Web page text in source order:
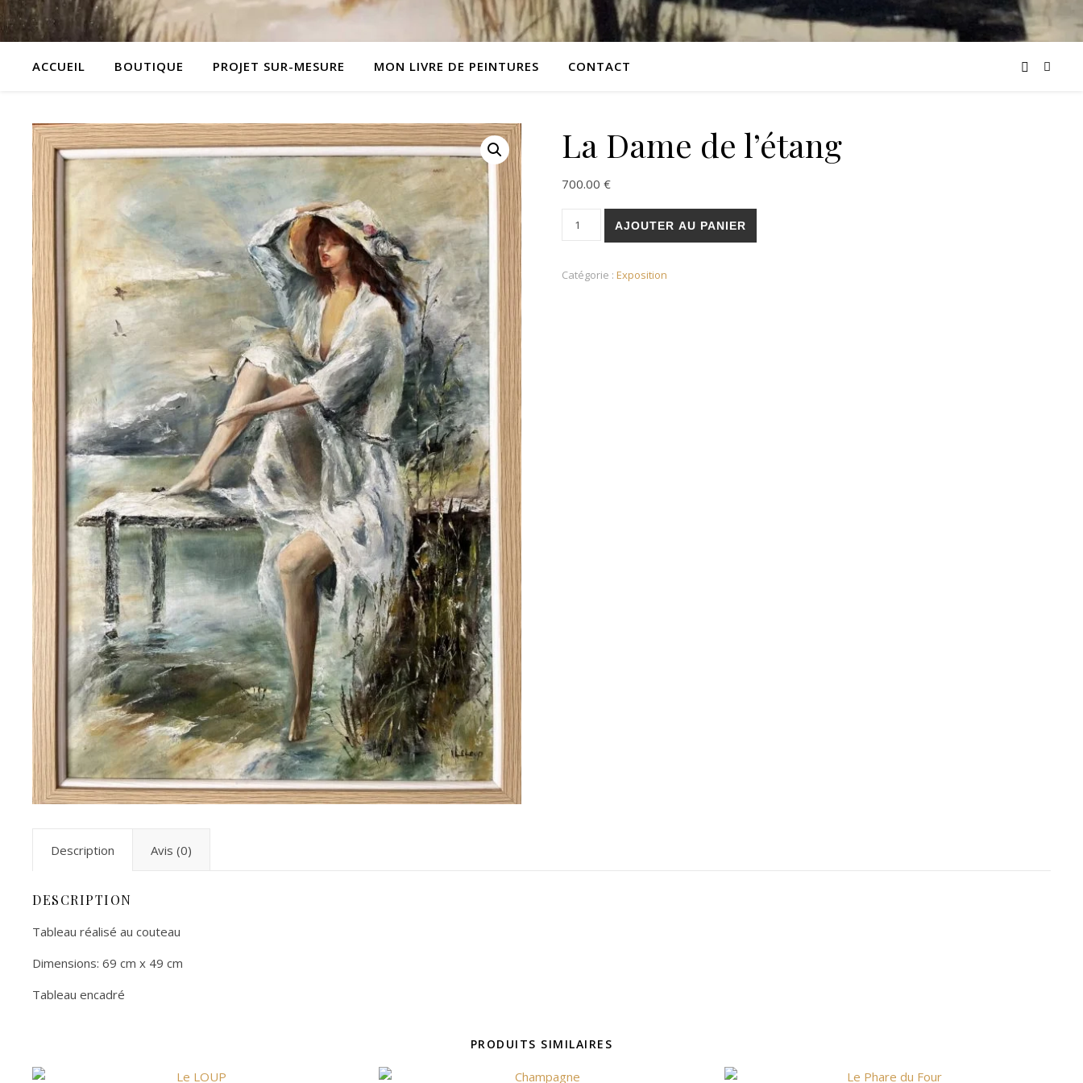
ACCUEIL BOUTIQUE PROJET SUR-MESURE MON LIVRE DE PEINTURES CONTACT
La Dame de l’étang
700.00€
quantité de La Dame de l'étang
AJOUTER AU PANIER
Catégorie :Exposition
Description Avis (0)
DESCRIPTION
Tableau réalisé au couteau
Dimensions: 69 cm x 49 cm
Tableau encadré
PRODUITS SIMILAIRES